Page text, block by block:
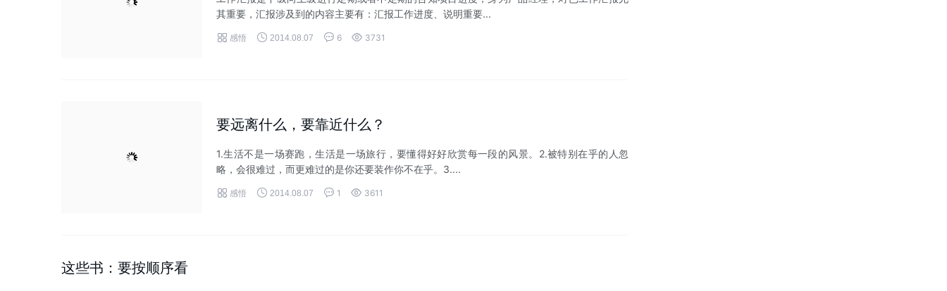
其重要，汇报涉及到的内容主要有：汇报工作进度、说明重要...
 
略，会很难过，而更难过的是你还要装作你不在乎。3....
   